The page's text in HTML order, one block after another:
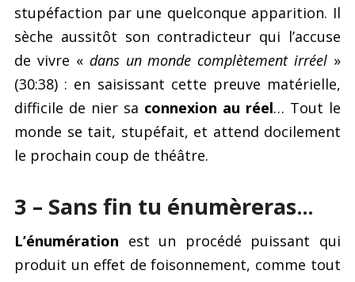
stupéfaction par une quelconque apparition. Il
sèche aussitôt son contradicteur qui l’accuse
de vivre « dans un monde complètement irréel »
(30:38) : en saisissant cette preuve matérielle,
difficile de nier sa connexion au réel… Tout le
monde se tait, stupéfait, et attend docilement
le prochain coup de théâtre.
3 – Sans fin tu énumèreras…
L’énumération est un procédé puissant qui
produit un effet de foisonnement, comme tout